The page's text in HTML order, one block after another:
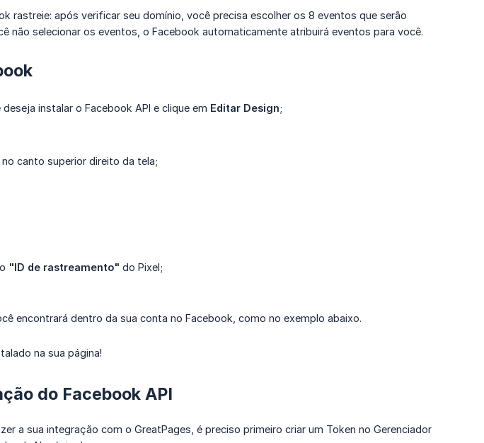
rastreie: após verificar seu domínio, você precisa escolher os 8 eventos que serão
não selecionar os eventos, o Facebook automaticamente atribuirá eventos para você.
deseja instalar o Facebook API e clique em Editar Design;
no canto superior direito da tela;
"ID de rastreamento" do Pixel;
encontrará dentro da sua conta no Facebook, como no exemplo abaixo.
na sua página!
do Facebook API
a sua integração com o GreatPages, é preciso primeiro criar um Token no Gerenciador